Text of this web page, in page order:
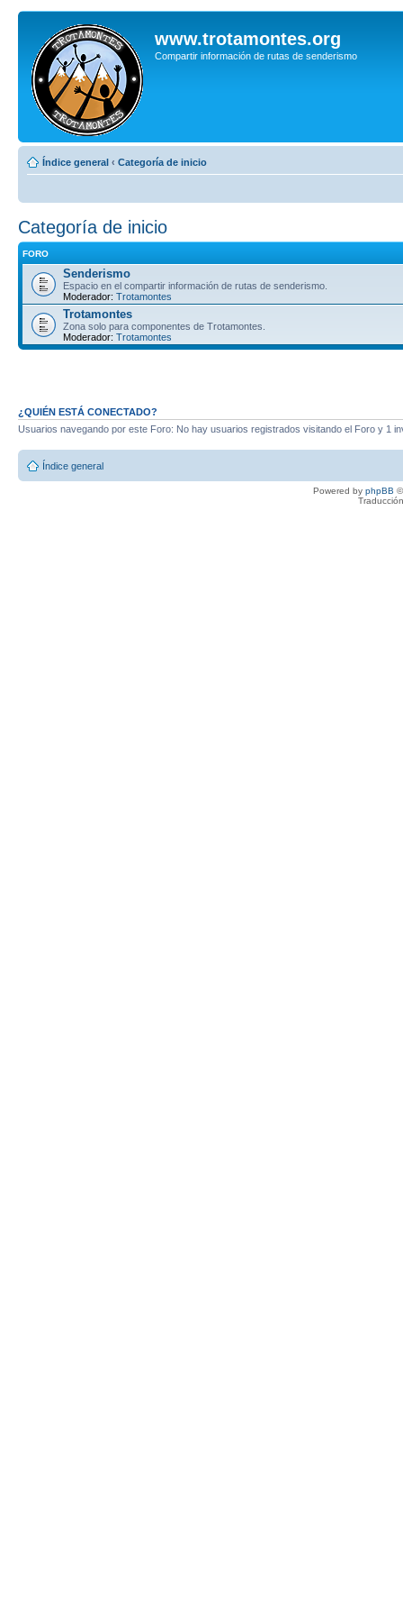
www.trotamontes.org
Compartir información de rutas de senderismo
Índice general ‹ Categoría de inicio
Categoría de inicio
FORO
Senderismo
Espacio en el compartir información de rutas de senderismo.
Moderador: Trotamontes
Trotamontes
Zona solo para componentes de Trotamontes.
Moderador: Trotamontes
¿QUIÉN ESTÁ CONECTADO?
Usuarios navegando por este Foro: No hay usuarios registrados visitando el Foro y 1
Índice general
Powered by phpBB